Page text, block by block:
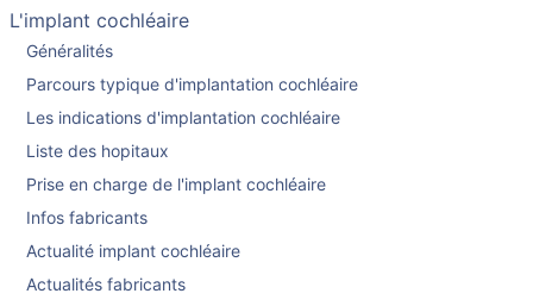
L'implant cochléaire
Généralités
Parcours typique d'implantation cochléaire
Les indications d'implantation cochléaire
Liste des hopitaux
Prise en charge de l'implant cochléaire
Infos fabricants
Actualité implant cochléaire
Actualités fabricants